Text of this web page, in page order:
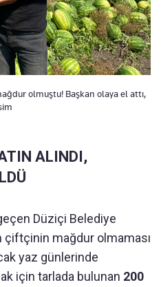
olmuştu! Başkan olaya el attı,
ALINDI,
Düziçi Belediye
çiftçinin mağdur olmaması
yaz günlerinde
için tarlada bulunan 200